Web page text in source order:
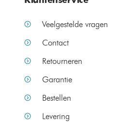
Veelgestelde vragen
Contact
Retourneren
Garantie
Bestellen
Levering